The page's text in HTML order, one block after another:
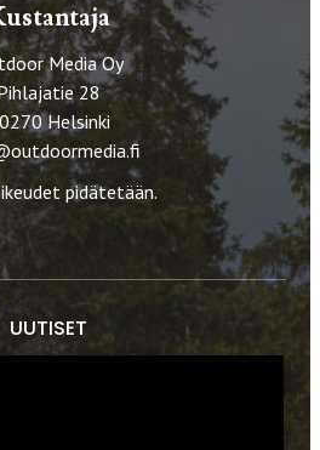
Media Oy
28
Helsinki
pidätetään.
UUTISET